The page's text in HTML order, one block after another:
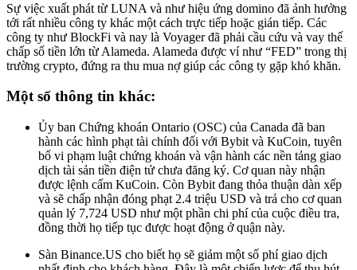
Sự việc xuất phát từ LUNA và như hiệu ứng domino đã ảnh hưởng
tới rất nhiều công ty khác một cách trực tiếp hoặc gián tiếp. Các
công ty như BlockFi và nay là Voyager đã phải cầu cứu và vay thế
chấp số tiền lớn từ Alameda. Alameda được ví như “FED” trong thị
trường crypto, đứng ra thu mua nợ giúp các công ty gặp khó khăn.
Một số thông tin khác:
Ủy ban Chứng khoán Ontario (OSC) của Canada đã ban
hành các hình phạt tài chính đối với Bybit và KuCoin, tuyên
bố vi phạm luật chứng khoán và vận hành các nền tảng giao
dịch tài sản tiền điện tử chưa đăng ký. Cơ quan này nhận
được lệnh cấm KuCoin. Còn Bybit đang thỏa thuận dàn xếp
và sẽ chấp nhận đóng phạt 2.4 triệu USD và trả cho cơ quan
quản lý 7,724 USD như một phần chi phí của cuộc điều tra,
đồng thời họ tiếp tục được hoạt động ở quận này.
Sàn Binance.US cho biết họ sẽ giảm một số phí giao dịch